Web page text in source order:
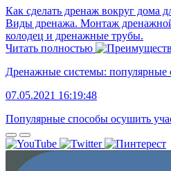
Как сделать дренаж вокруг дома
Виды дренажа. Монтаж
колодец и дренажные трубы.
Читать полностью
Дренажные системы: популярные
07.05.2021 16:19:48
Популярные способы осушить